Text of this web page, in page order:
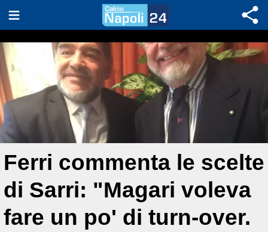
Ferri commenta le scelte
di Sarri: "Magari voleva
fare un po' di turn-over.